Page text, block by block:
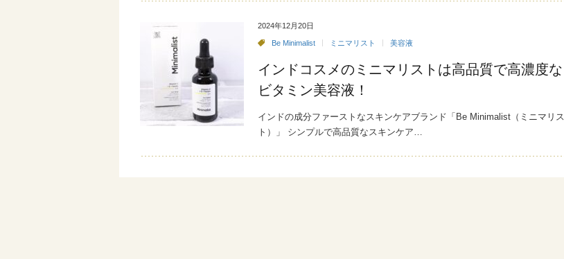
2024年12月20日
Be Minimalist ミニマリスト 美容液
インドコスメのミニマリストは高品質で高濃度な
ビタミン美容液！
インドの成分ファーストなスキンケアブランド「Be Minimalist（ミニマリス
ト）」 シンプルで高品質なスキンケア…